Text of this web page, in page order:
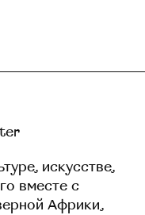
искусстве,
вместе с
Африки,